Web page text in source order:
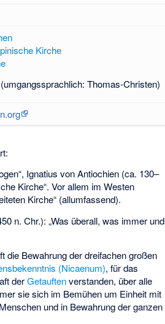
Kirche
Thomas-Christen)
Ignatius von Antiochien (ca. 130–
Kirche“. Vor allem im Westen
Kirche“ (allumfassend).
n. Chr.): „Was überall, was immer und
die Bewahrung der dreifachen großen
(Nicaenum), für das
derGetauftenverstanden, über alle
sie sich im Bemühen um Einheit mit
und in Bewahrung der ganzen